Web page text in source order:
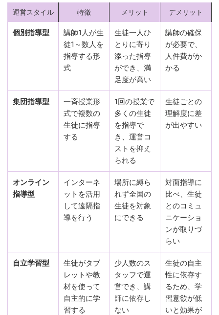
運営スタイル 特徴 メリット デメリット
個別指導型
講師1人が生
徒1～数人を
指導する形
式
生徒一人ひ
とりに寄り
添った指導
ができ、満
足度が高い
講師の確保
が必要で、
人件費がか
かる
集団指導型
一斉授業形
式で複数の
生徒に指導
する
1回の授業で
多くの生徒
を指導で
き、運営コ
ストを抑え
られる
生徒ごとの
理解度に差
が出やすい
オンライン
指導型
インターネ
ットを活用
して遠隔指
導を行う
場所に縛ら
れず全国の
生徒を対象
にできる
対面指導に
比べ、生徒
とのコミュ
ニケーショ
ンが取りづ
らい
自立学習型
生徒がタブ
レットや教
材を使って
自主的に学
習する
少人数のス
タッフで運
営でき、講
師に依存し
ない
生徒の自主
性に依存す
るため、学
習意欲が低
いと効果が